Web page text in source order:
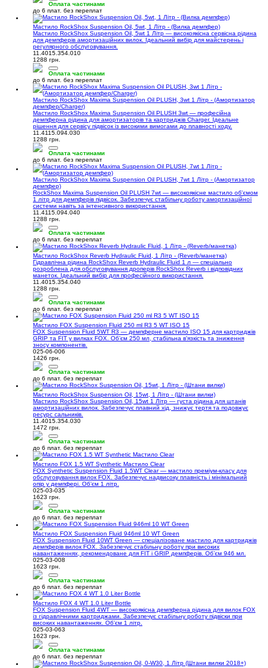
Оплата частинами
до 6 плат. без переплат
Мастило RockShox Suspension Oil, 5wt, 1 Літр - (Вилка демпфер)
Мастило RockShox Suspension Oil, 5wt 1 Літр — високоякісна сервісна рідина
для демпферів амортизаційних вилок. Ідеальний вибір для майстерень і
регулярного обслуговування.
11.4015.354.010
1288 грн.
Оплата частинами
до 6 плат. без переплат
Мастило RockShox Maxima Suspension Oil PLUSH, 3wt 1 Літр - (Амортизатор
демпфер/Charger)
Мастило RockShox Maxima Suspension Oil PLUSH 3wt — професійна
демпферна рідина для амортизаторів та картриджів Charger. Ідеальне
рішення для сервісу підвісок із високими вимогами до плавності ходу.
11.4115.094.030
1288 грн.
Оплата частинами
до 6 плат. без переплат
Мастило RockShox Maxima Suspension Oil PLUSH, 7wt 1 Літр - (Амортизатор
демпфер)
RockShox Maxima Suspension Oil PLUSH 7wt — високоякісне мастило об'ємом
1 літр для демпферів підвісок. Забезпечує стабільну роботу амортизаційної
системи навіть за інтенсивного використання.
11.4115.094.040
1288 грн.
Оплата частинами
до 6 плат. без переплат
Мастило RockShox Reverb Hydraulic Fluid, 1 Літр - (Reverb/манетка)
Гідравлічна рідина RockShox Reverb Hydraulic Fluid 1 л — спеціально
розроблена для обслуговування дроперів RockShox Reverb і відповідних
манеток. Ідеальний вибір для професійного використання.
11.4015.354.040
1288 грн.
Оплата частинами
до 6 плат. без переплат
Мастило FOX Suspension Fluid 250 ml R3 5 WT ISO 15
FOX Suspension Fluid 5WT R3 — демпферне мастило ISO 15 для картриджів
GRIP та FIT у вилках FOX. Обʼєм 250 мл, стабільна в'язкість та зниження
зносу компонентів.
025-06-006
1426 грн.
Оплата частинами
до 6 плат. без переплат
Мастило RockShox Suspension Oil, 15wt, 1 Літр - (Штани вилки)
Мастило RockShox Suspension Oil, 15wt 1 Літр — густа рідина для штанів
амортизаційних вилок. Забезпечує плавний хід, знижує тертя та подовжує
ресурс сальників.
11.4015.354.030
1472 грн.
Оплата частинами
до 6 плат. без переплат
Мастило FOX 1.5 WT Synthetic Мастило Clear
FOX Synthetic Suspension Fluid 1.5WT Clear — мастило преміум-класу для
обслуговування вилок FOX. Забезпечує надвисоку плавність і мінімальний
опір у демпфері. Обʼєм 1 літр.
025-03-035
1623 грн.
Оплата частинами
до 6 плат. без переплат
Мастило FOX Suspension Fluid 946ml 10 WT Green
FOX Suspension Fluid 10WT Green — спеціалізоване мастило для картриджів
демпферів вилок FOX. Забезпечує стабільну роботу при високих
навантаженнях, рекомендоване для FIT і GRIP демпферів. Обʼєм 946 мл.
025-03-008
1623 грн.
Оплата частинами
до 6 плат. без переплат
Мастило FOX 4 WT 1.0 Liter Bottle
FOX Suspension Fluid 4WT — високоякісна демпферна рідина для вилок FOX
із гідравлічними картриджами. Забезпечує стабільну роботу підвіски при
високих навантаженнях. Обʼєм 1 літр.
025-03-063
1623 грн.
Оплата частинами
до 6 плат. без переплат